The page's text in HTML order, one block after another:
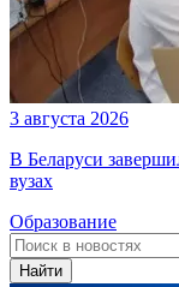
3 августа 2026
В Беларуси
вузах
Образование
Найти